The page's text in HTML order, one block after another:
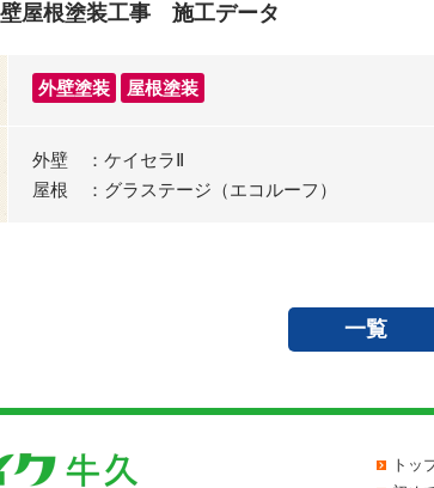
屋根塗装工事 施工データ
外壁塗装 屋根塗装
外壁 ：ケイセラⅡ
屋根 ：グラステージ（エコルーフ）
一覧
トッ